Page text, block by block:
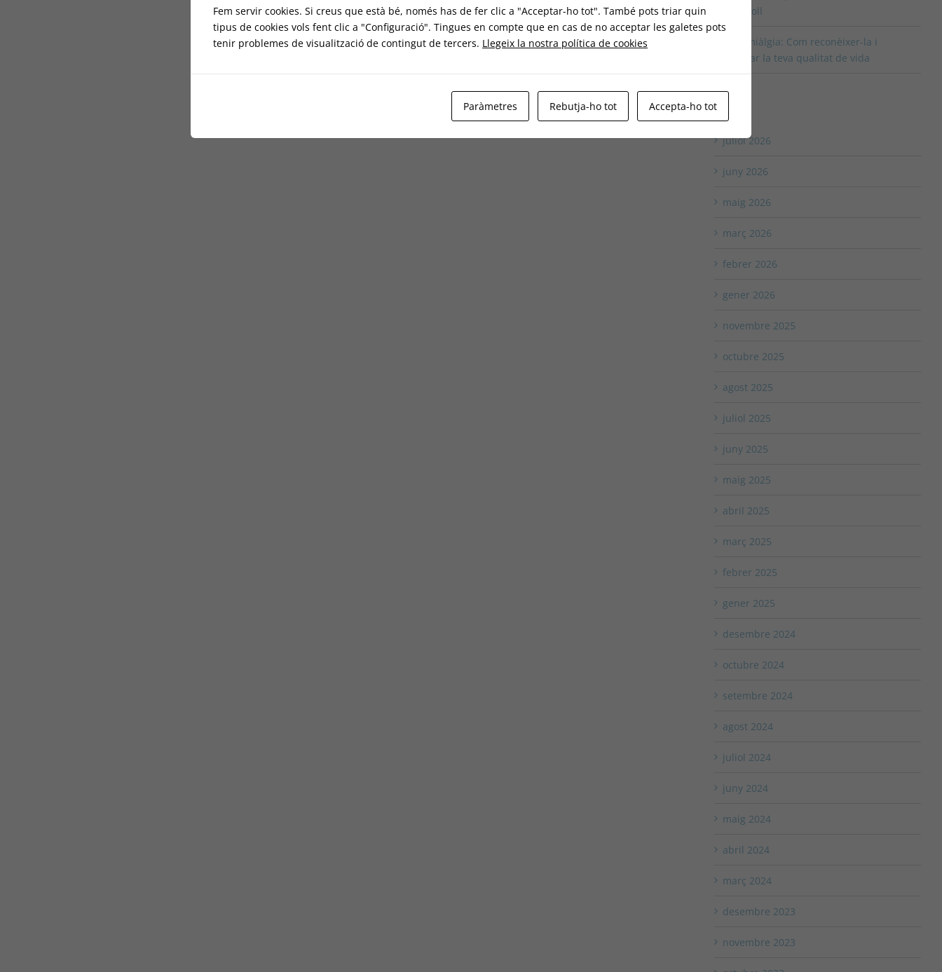
el genoll
Fibromiàlgia: Com reconèixer-la i
millorar la teva qualitat de vida
Arxius
juliol 2026
juny 2026
maig 2026
març 2026
febrer 2026
gener 2026
novembre 2025
octubre 2025
agost 2025
juliol 2025
juny 2025
maig 2025
abril 2025
març 2025
febrer 2025
gener 2025
desembre 2024
octubre 2024
setembre 2024
agost 2024
juliol 2024
juny 2024
maig 2024
abril 2024
març 2024
desembre 2023
novembre 2023
Fem servir cookies. Si creus que està bé, només has de fer clic a "Acceptar-ho tot". També pots triar quin
tipus de cookies vols fent clic a "Configuració". Tingues en compte que en cas de no acceptar les galetes pots
tenir problemes de visualització de contingut de tercers. Llegeix la nostra política de cookies
Paràmetres Rebutja-ho tot Accepta-ho tot